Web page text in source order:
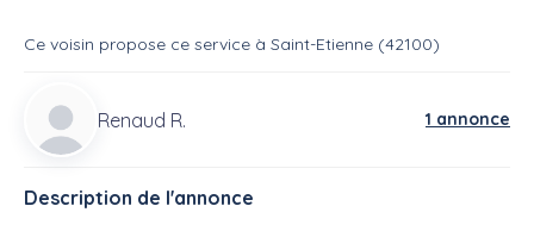
Ce voisin propose ce service à Saint-Etienne (42100)
Renaud R. 1 annonce
Description de l'annonce